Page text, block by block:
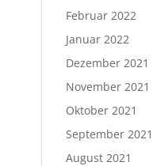
Februar 2022
Januar 2022
Dezember 2021
November 2021
Oktober 2021
September 2021
August 2021